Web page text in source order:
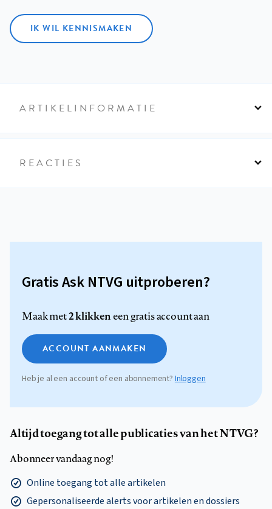
IK WIL KENNISMAKEN
ARTIKELINFORMATIE
REACTIES
Gratis Ask NTVG uitproberen?
Maak met2 klikkeneen gratis account aan
ACCOUNT AANMAKEN
Heb je al een account of een abonnement?Inloggen
Altijd toegang tot alle publicaties van het NTVG?
Abonneer vandaag nog!
Online toegang tot alle artikelen
Gepersonaliseerde alerts voor artikelen en dossiers